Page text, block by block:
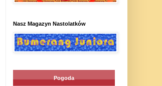
Nasz Magazyn Nastolatków
Pogoda